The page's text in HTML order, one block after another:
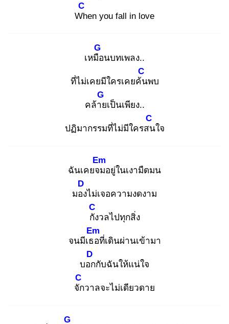
Wh
C
en you fall in love
เหมือ
G
นบทเพลง..
ที่ไม่เคยมีใครเคยค้น
C
พบ
คล้าย
G
เป็นเพียง..
ปฏิมากรรมที่ไม่มีใครสน
C
ใจ
ฉันเคยจม
Em
อยู่ในเงามืดมน
มอง
D
ไม่เจอความงดงาม
กัง
C
วลไปทุกสิ่ง
จนมีเธอ
Em
ที่เดินผ่านเข้ามา
บอก
D
กับฉันให้แน่ใจ
จัก
C
วาลจะไม่เดียวดาย
G